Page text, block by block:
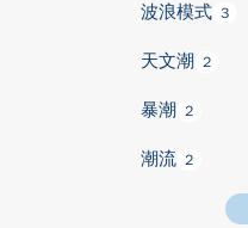
波浪模式 3
天文潮 2
暴潮 2
潮流 2